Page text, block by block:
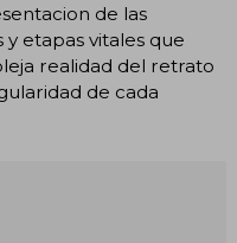
de las
y etapas vitales que
realidad del retrato
de cada